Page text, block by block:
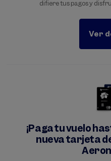
difiere tus pagos y
Ver
¡Paga tu vuelo
nueva tarjeta